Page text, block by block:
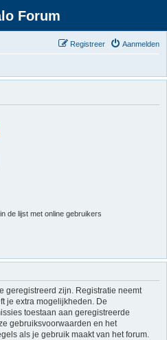
Forum
Aanmelden
Registreer
de lijst met online gebruikers
geregistreerd zijn. Registratie neemt
je extra mogelijkheden. De
toestaan aan geregistreerde
gebruiksvoorwaarden en het
als je gebruik maakt van het forum.